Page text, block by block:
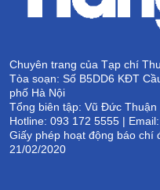
Chuyên trang của Tạp chí
Tòa soạn: Số B5DD6 KĐT
phố Hà Nội
Tổng biên tập: Vũ Đức Thuận
Hotline: 093 172 5555 |
Giấy phép hoạt động báo chí
21/02/2020